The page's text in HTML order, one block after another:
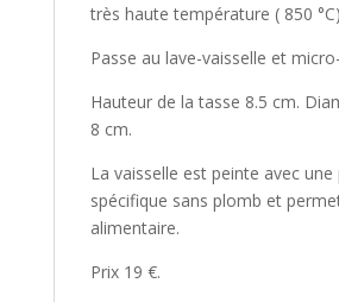
très haute température ( 850
Passe au lave-vaisselle et
Hauteur de la tasse 8.5 cm.
8 cm.
La vaisselle est peinte avec une
spécifique sans plomb et
alimentaire.
Prix 19 €.